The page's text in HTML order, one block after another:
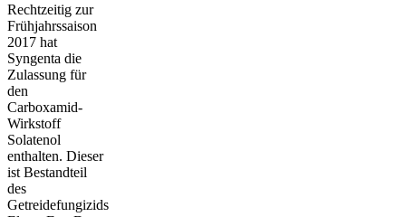
Rechtzeitig zur
Frühjahrssaison
2017 hat
Syngenta die
Zulassung für
den
Carboxamid-
Wirkstoff
Solatenol
enthalten. Dieser
ist Bestandteil
des
Getreidefungizids